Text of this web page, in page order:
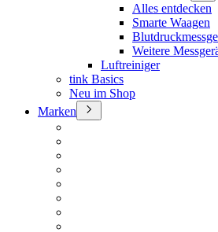
Alles entdecken
Smarte Waagen
Weitere
Luftreiniger
tink Basics
Neu im Shop
Marken